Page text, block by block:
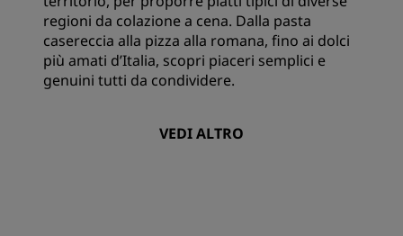
regioni da colazione a cena. Dalla pasta
casereccia alla pizza alla romana, fino ai dolci
più amati d’Italia, scopri piaceri semplici e
genuini tutti da condividere.
VEDI ALTRO